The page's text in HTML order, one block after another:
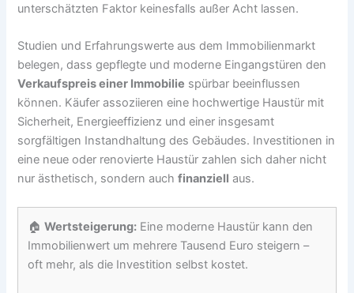
unterschätzten Faktor keinesfalls außer Acht lassen.
Studien und Erfahrungswerte aus dem Immobilienmarkt
belegen, dass gepflegte und moderne Eingangstüren den
Verkaufspreis einer Immobilie spürbar beeinflussen
können. Käufer assoziieren eine hochwertige Haustür mit
Sicherheit, Energieeffizienz und einer insgesamt
sorgfältigen Instandhaltung des Gebäudes. Investitionen in
eine neue oder renovierte Haustür zahlen sich daher nicht
nur ästhetisch, sondern auchfinanziell aus.
🏠Wertsteigerung: Eine moderne Haustür kann den
Immobilienwert um mehrere Tausend Euro steigern –
oft mehr, als die Investition selbst kostet.